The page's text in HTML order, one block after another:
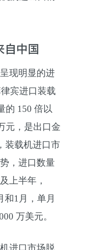
中国
现明显的进
宾进口装载
的 150 倍以
元，是出口金
装载机进口市
，进口数量
上半年，
和1月，单月
万美元。
进口市场脱